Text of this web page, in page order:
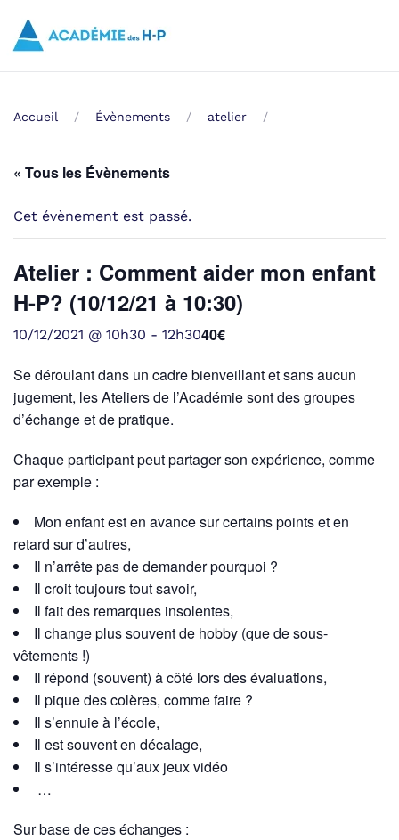
Skip to main content
Accueil Évènements atelier
« Tous les Évènements
Cet évènement est passé.
Atelier : Comment aider mon enfant
H-P? (10/12/21 à 10:30)
10/12/2021 @ 10h30 - 12h3040€
Se déroulant dans un cadre bienveillant et sans aucun
jugement, les Ateliers de l’Académie sont des groupes
d’échange et de pratique.
Chaque participant peut partager son expérience, comme
par exemple :
Mon enfant est en avance sur certains points et en
retard sur d’autres,
Il n’arrête pas de demander pourquoi ?
Il croit toujours tout savoir,
Il fait des remarques insolentes,
Il change plus souvent de hobby (que de sous-
vêtements !)
Il répond (souvent) à côté lors des évaluations,
Il pique des colères, comme faire ?
Il s’ennuie à l’école,
Il est souvent en décalage,
Il s’intéresse qu’aux jeux vidéo
…
Sur base de ces échanges :